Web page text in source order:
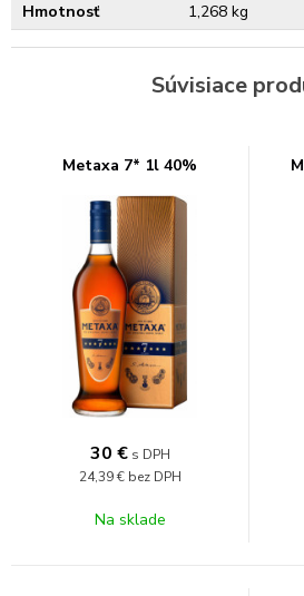
Hmotnosť
1,268 kg
Súvisiace
Metaxa 7* 1l 40%
30 € s DPH
24,39 € bez DPH
Na sklade